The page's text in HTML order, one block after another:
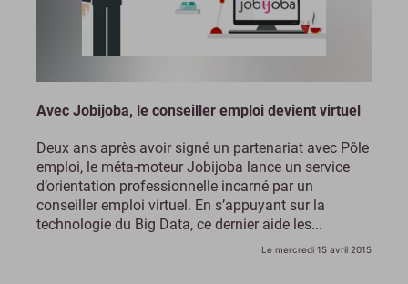
Avec Jobijoba, le conseiller emploi devient virtuel
Deux ans après avoir signé un partenariat avec Pôle
emploi, le méta-moteur Jobijoba lance un service
d’orientation professionnelle incarné par un
conseiller emploi virtuel. En s’appuyant sur la
technologie du Big Data, ce dernier aide les...
Le mercredi 15 avril 2015